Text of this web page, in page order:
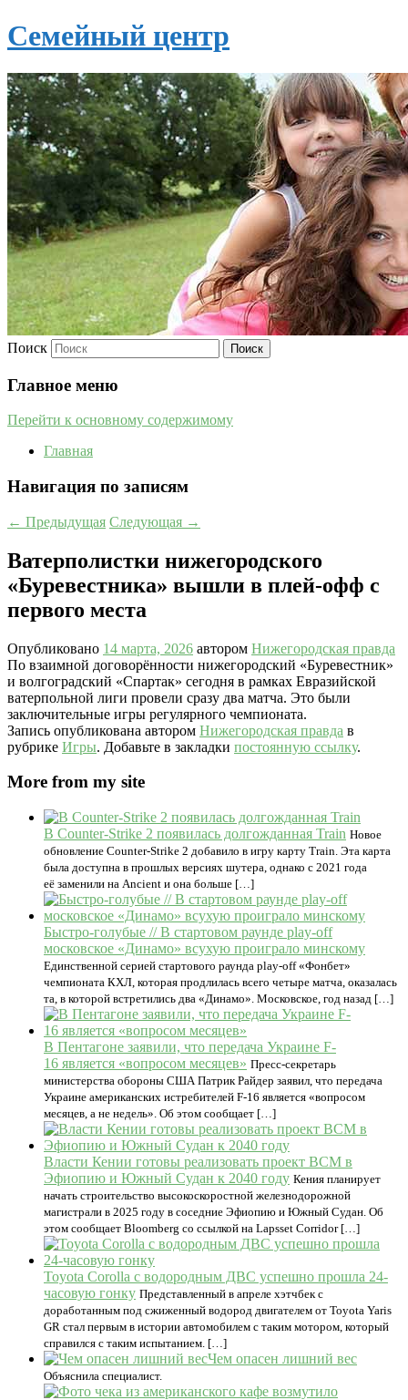
Семейный центр
Поиск
Главное меню
Перейти к основному содержимому
Главная
Навигация по записям
← Предыдущая Следующая →
Ватерполистки нижегородского
«Буревестника» вышли в плей-офф с
первого места
Опубликовано 14 марта, 2026 автором Нижегородская правда
По взаимной договорённости нижегородский «Буревестник»
и волгоградский «Спартак» сегодня в рамках Евразийской
ватерпольной лиги провели сразу два матча. Это были
заключительные игры регулярного чемпионата.
Запись опубликована автором Нижегородская правда в
рубрике Игры. Добавьте в закладки постоянную ссылку.
More from my site
В Counter-Strike 2 появилась долгожданная Train Новое
обновление Counter-Strike 2 добавило в игру карту Train. Эта карта
была доступна в прошлых версиях шутера, однако с 2021 года
её заменили на Ancient и она больше […]
Быстро-голубые // В стартовом раунде play-off
московское «Динамо» всухую проиграло минскому
Единственной серией стартового раунда play-off «Фонбет»
чемпионата КХЛ, которая продлилась всего четыре матча, оказалась
та, в которой встретились два «Динамо». Московское, год назад […]
В Пентагоне заявили, что передача Украине F-
16 является «вопросом месяцев» Пресс-секретарь
министерства обороны США Патрик Райдер заявил, что передача
Украине американских истребителей F-16 является «вопросом
месяцев, а не недель». Об этом сообщает […]
Власти Кении готовы реализовать проект ВСМ в
Эфиопию и Южный Судан к 2040 году Кения планирует
начать строительство высокоскоростной железнодорожной
магистрали в 2025 году в соседние Эфиопию и Южный Судан. Об
этом сообщает Bloomberg со ссылкой на Lapsset Corridor […]
Toyota Corolla с водородным ДВС успешно прошла 24-
часовую гонку Представленный в апреле хэтчбек с
доработанным под сжиженный водород двигателем от Toyota Yaris
GR стал первым в истории автомобилем с таким мотором, который
справился с таким испытанием. […]
Чем опасен лишний вес
Объяснила специалист.